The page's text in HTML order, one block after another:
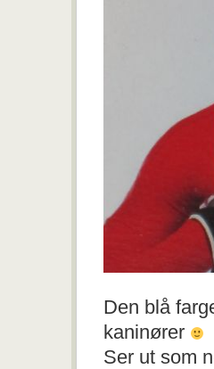
Den blå
kaninører
Ser ut som